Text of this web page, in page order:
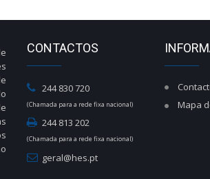
CONTACTOS
244 830 720
(Chamada para a rede fixa nacional)
244 813 202
(Chamada para a rede fixa nacional)
geral@hes.pt
Mapa